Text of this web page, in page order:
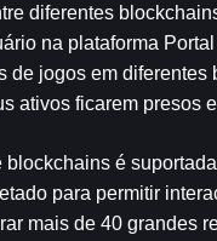
diferentes
na plataforma
de jogos em diferentes
ativos ficarem presos
é
para permitir
mais de 40 grandes